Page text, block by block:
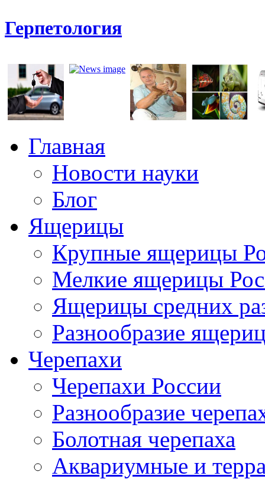
Герпетология
Главная
Новости науки
Блог
Ящерицы
Крупные ящерицы
Мелкие ящерицы
Ящерицы средних
Разнообразие
Черепахи
Черепахи России
Разнообразие
Болотная черепаха
Аквариумные и